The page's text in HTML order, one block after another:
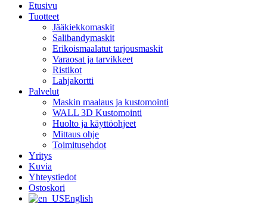
Etusivu
Tuotteet
Jääkiekkomaskit
Salibandymaskit
Erikoismaalatut tarjousmaskit
Varaosat ja tarvikkeet
Ristikot
Lahjakortti
Palvelut
Maskin maalaus ja kustomointi
WALL 3D Kustomointi
Huolto ja käyttöohjeet
Mittaus ohje
Toimitusehdot
Yritys
Kuvia
Yhteystiedot
Ostoskori
English